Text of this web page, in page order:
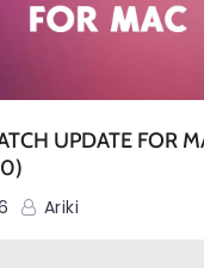
UPDATE FOR
Ariki